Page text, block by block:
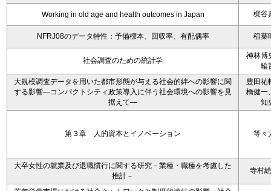
Working in old age and health outcomes in Japan 梶谷
NFRJ08のデータ特性：予備標本、回収率、有配偶率 稲葉
社会調査のための統計学
神林博
輪
大規模調査データを用いた都市形態が与える社会的絆への影響に関
する影響―コンパクトシティ政策導入に伴う社会環境への影響を見
据えて―
豊田祐
橋健一
知
第３章 人的資本とイノベーション 等々
大卒女性の就業及び退職慣行に関する研究－業種・職種を考慮した
推計－
寺村